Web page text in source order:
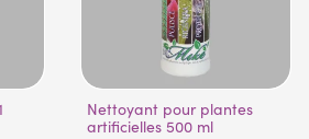
Nettoyant pour plantes
artificielles 500 ml